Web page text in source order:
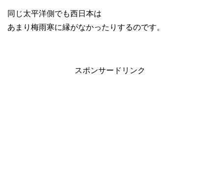
同じ太平洋側でも西日本は
あまり梅雨寒に縁がなかったりするのです。
スポンサードリンク